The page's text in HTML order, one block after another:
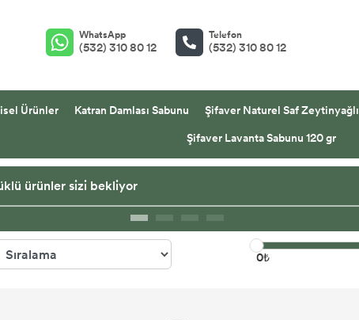
WhatsApp
(532) 310 80 12
Telefon
(532) 310 80 12
Ürünler Katran Damlası Sabunu Şifaver Naturel Saf Zeytinyağlı
Şifaver Lavanta Sabunu 120 gr
ürünler sizi bekliyor
0₺